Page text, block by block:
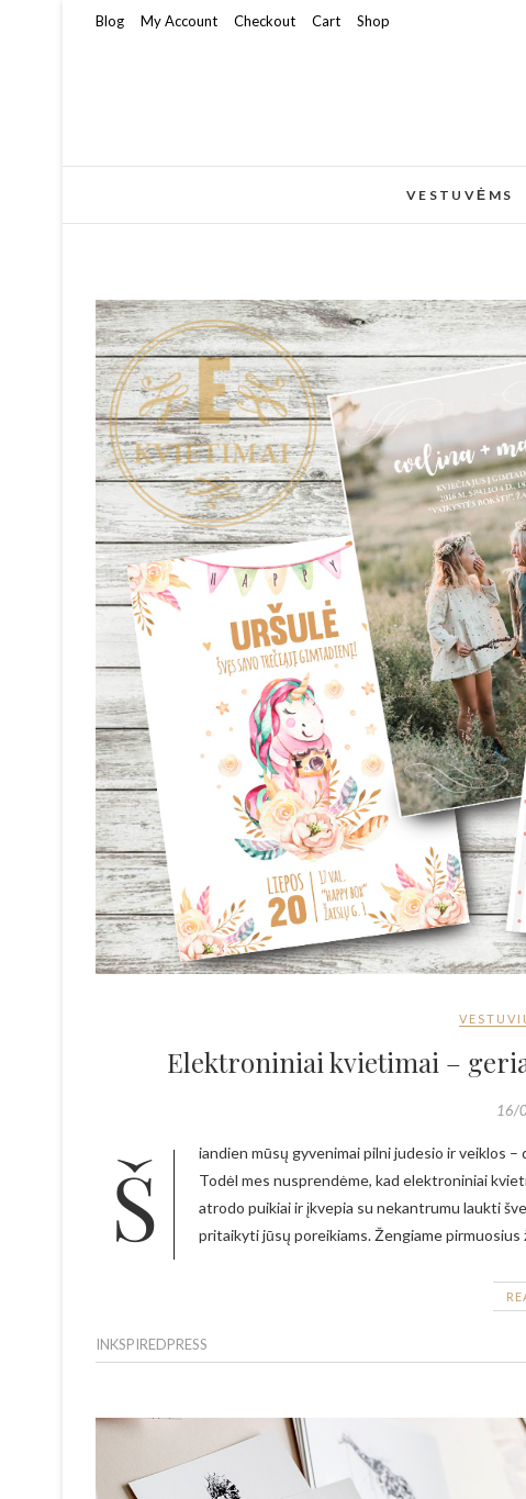
Blog My Account Checkout Cart Shop
VESTUVĖMS
Elektroniniai kvietimai –
16/
Šiandien mūsų gyvenimai pilni judesio ir veiklos – darbai, vaikai, veiklos ir užsiėmimai, įvairios šventės, jų organizavimas.
Todėl mes nusprendėme, kad elektroniniai
atrodo puikiai ir įkvepia su nekantrumu laukti
pritaikyti jūsų poreikiams. Žengiame
INKSPIREDPRESS